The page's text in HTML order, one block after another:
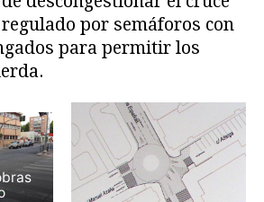
por semáforos con
para permitir los